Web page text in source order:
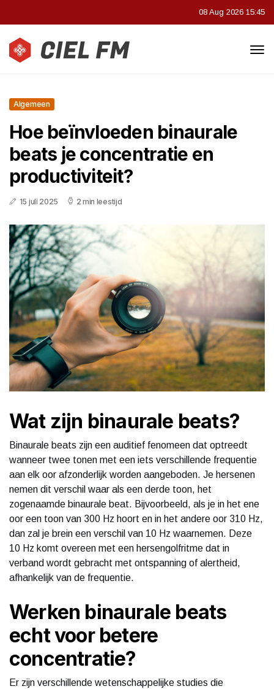
08 Aug 2026 15:45
Algemeen
Hoe beïnvloeden binaurale
beats je concentratie en
productiviteit?
15 juli 2025 2 min leestijd
Wat zijn binaurale beats?
Binaurale beats zijn een auditief fenomeen dat optreedt
wanneer twee tonen met een iets verschillende frequentie
aan elk oor afzonderlijk worden aangeboden. Je hersenen
nemen dit verschil waar als een derde toon, het
zogenaamde binaurale beat. Bijvoorbeeld, als je in het ene
oor een toon van 300 Hz hoort en in het andere oor 310 Hz,
dan zal je brein een verschil van 10 Hz waarnemen. Deze
10 Hz komt overeen met een hersengolfritme dat in
verband wordt gebracht met ontspanning of alertheid,
afhankelijk van de frequentie.
Werken binaurale beats
echt voor betere
concentratie?
Er zijn verschillende wetenschappelijke studies die